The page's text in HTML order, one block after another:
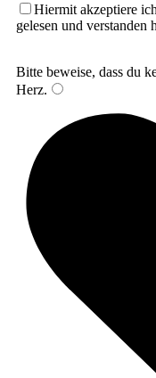
Hiermit akzeptiere
gelesen und verstanden
Bitte beweise, dass du
Herz.